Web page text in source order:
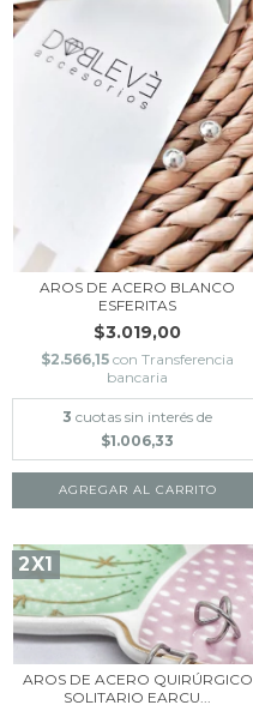
AROS DE ACERO BLANCO
ESFERITAS
$3.019,00
$2.566,15 con Transferencia
bancaria
3 cuotas sin interés de
$1.006,33
2X1
AROS DE ACERO QUIRÚRGICO
SOLITARIO EARCU...